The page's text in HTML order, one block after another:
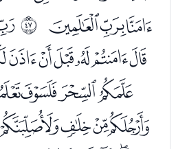
ﮍﮎﮏ ﰮ